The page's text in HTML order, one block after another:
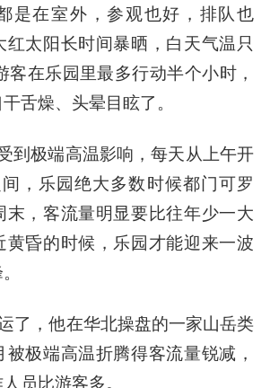
是在室外，参观也好，排队也
太阳长时间暴晒，白天气温只
在乐园里最多行动半个小时，
舌燥、头晕目眩了。
到极端高温影响，每天从上午开
，乐园绝大多数时候都门可罗
末，客流量明显要比往年少一大
黄昏的时候，乐园才能迎来一波
了，他在华北操盘的一家山岳类
极端高温折腾得客流量锐减，
员比游客多。